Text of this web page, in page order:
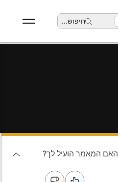
חיפוש...
האם המאמר הועיל לך?